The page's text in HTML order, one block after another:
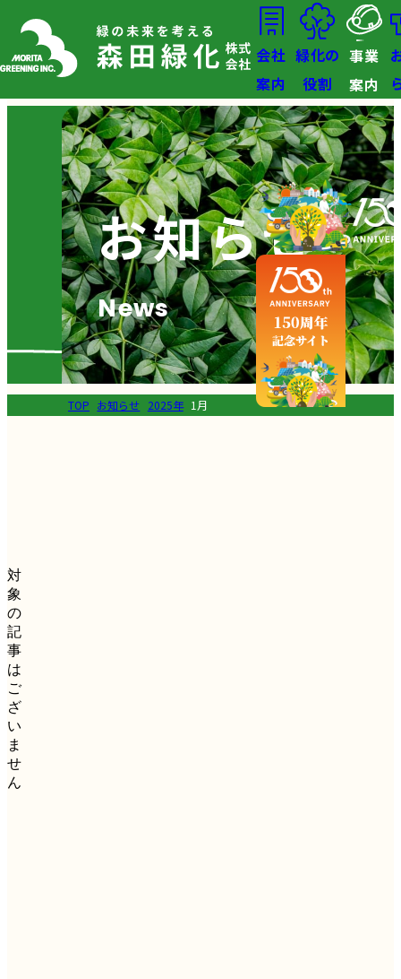
会社
案内
緑化の
役割
事業
案内
お知らせ
News
TOP お知らせ 2025年 1月
対
象
の
記
事
は
ご
ざ
い
ま
せ
ん